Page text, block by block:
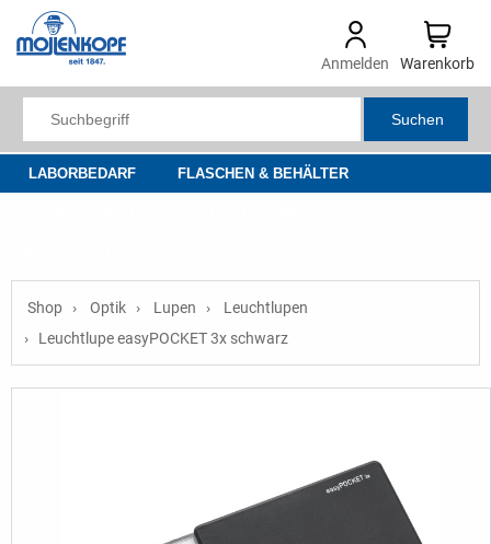
Anmelden Warenkorb
Suchen
LABORBEDARF FLASCHEN & BEHÄLTER
Shop Optik Lupen
Leuchtlupen
Leuchtlupe easyPOCKET 3x schwarz